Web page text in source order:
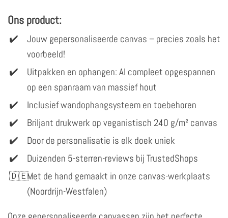
Ons product:
Jouw gepersonaliseerde canvas – precies zoals het
voorbeeld!
Uitpakken en ophangen: Al compleet opgespannen
op een spanraam van massief hout
Inclusief wandophangsysteem en toebehoren
Briljant drukwerk op veganistisch 240 g/m² canvas
Door de personalisatie is elk doek uniek
Duizenden 5-sterren-reviews bij TrustedShops
Met de hand gemaakt in onze canvas-werkplaats
(Noordrijn-Westfalen)